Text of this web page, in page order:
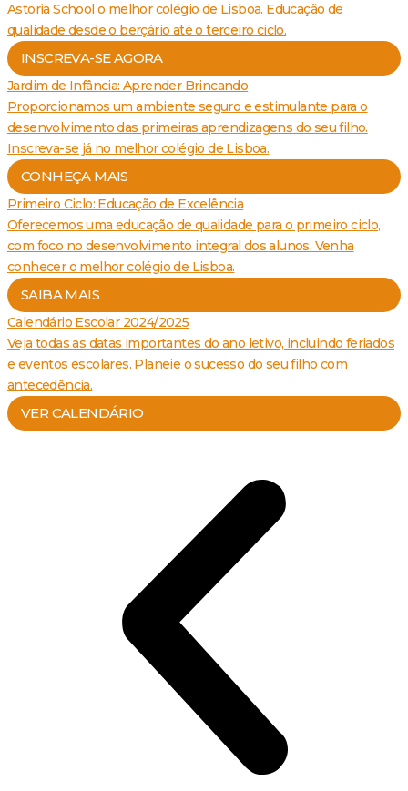
Astoria School o melhor colégio de Lisboa. Educação de
qualidade desde o berçário até o terceiro ciclo.
INSCREVA-SE AGORA
Jardim de Infância: Aprender Brincando
Proporcionamos um ambiente seguro e estimulante para o
desenvolvimento das primeiras aprendizagens do seu filho.
Inscreva-se já no melhor colégio de Lisboa.
CONHEÇA MAIS
Primeiro Ciclo: Educação de Excelência
Oferecemos uma educação de qualidade para o primeiro ciclo,
com foco no desenvolvimento integral dos alunos. Venha
conhecer o melhor colégio de Lisboa.
SAIBA MAIS
Calendário Escolar 2024/2025
Veja todas as datas importantes do ano letivo, incluindo feriados
e eventos escolares. Planeie o sucesso do seu filho com
antecedência.
VER CALENDÁRIO